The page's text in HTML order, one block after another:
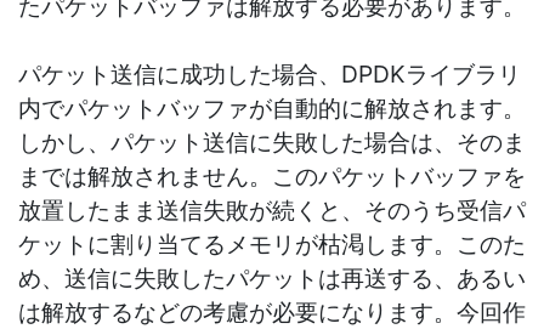
たパケットバッファは解放する必要があります。
パケット送信に成功した場合、DPDKライブラリ
内でパケットバッファが自動的に解放されます。
しかし、パケット送信に失敗した場合は、そのま
までは解放されません。このパケットバッファを
放置したまま送信失敗が続くと、そのうち受信パ
ケットに割り当てるメモリが枯渇します。このた
め、送信に失敗したパケットは再送する、あるい
は解放するなどの考慮が必要になります。今回作